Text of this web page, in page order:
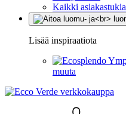
Kaikki
Lisää inspiraatiota
muuta